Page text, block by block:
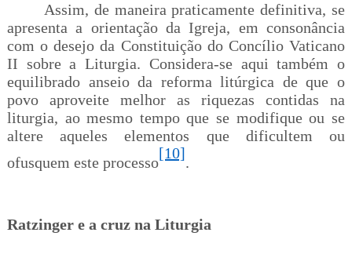
Assim, de maneira praticamente definitiva, se
apresenta a orientação da Igreja, em consonância
com o desejo da Constituição do Concílio Vaticano
II sobre a Liturgia. Considera-se aqui também o
equilibrado anseio da reforma litúrgica de que o
povo aproveite melhor as riquezas contidas na
liturgia, ao mesmo tempo que se modifique ou se
altere aqueles elementos que dificultem ou
ofusquem este processo
[10]
.
Ratzinger e a cruz na Liturgia